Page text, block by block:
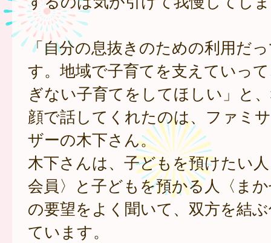
「自分の息抜きのための利用だ
す。地域で子育てを支えていっ
ぎない子育てをしてほしい」と
顔で話してくれたのは、ファミ
ザーの木下さん。
木下さんは、子どもを預けたい
会員〉と子どもを預かる人〈ま
の要望をよく聞いて、双方を結
ています。